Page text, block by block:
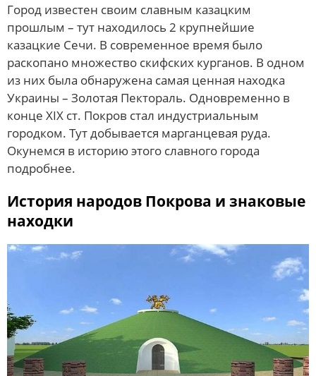
Город известен своим славным казацким
прошлым – тут находилось 2 крупнейшие
казацкие Сечи. В современное время было
раскопано множество скифских курганов. В одном
из них была обнаружена самая ценная находка
Украины – Золотая Пектораль. Одновременно в
конце XIX ст. Покров стал индустриальным
городком. Тут добывается марганцевая руда.
Окунемся в историю этого славного города
подробнее.
История народов Покрова и знаковые
находки